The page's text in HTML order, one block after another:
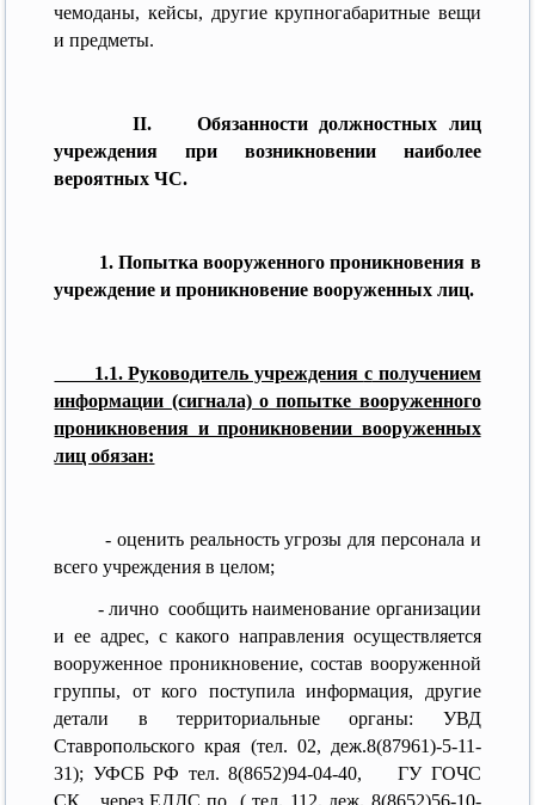
чемоданы, кейсы, другие крупногабаритные вещи
и предметы.
II. Обязанности должностных лиц
учреждения при возникновении наиболее
вероятных ЧС.
1. Попытка вооруженного проникновения в
учреждение и проникновение вооруженных лиц.
1.1. Руководитель учреждения сполучением
информации (сигнала) о попытке вооруженного
проникновения и проникновении вооруженных
лиц обязан:
- оценить реальность угрозы для персонала и
всего учреждения в целом;
- лично сообщить наименование организации
и ее адрес, с какого направления осуществляется
вооруженное проникновение, состав вооруженной
группы, от кого поступила информация, другие
детали в территориальные органы: УВД
Ставропольского края (тел. 02, деж.8(87961)-5-11-
31); УФСБ РФ тел. 8(8652)94-04-40, ГУ ГОЧС
СК через ЕДДС по ( тел. 112, деж. 8(8652)56-10-